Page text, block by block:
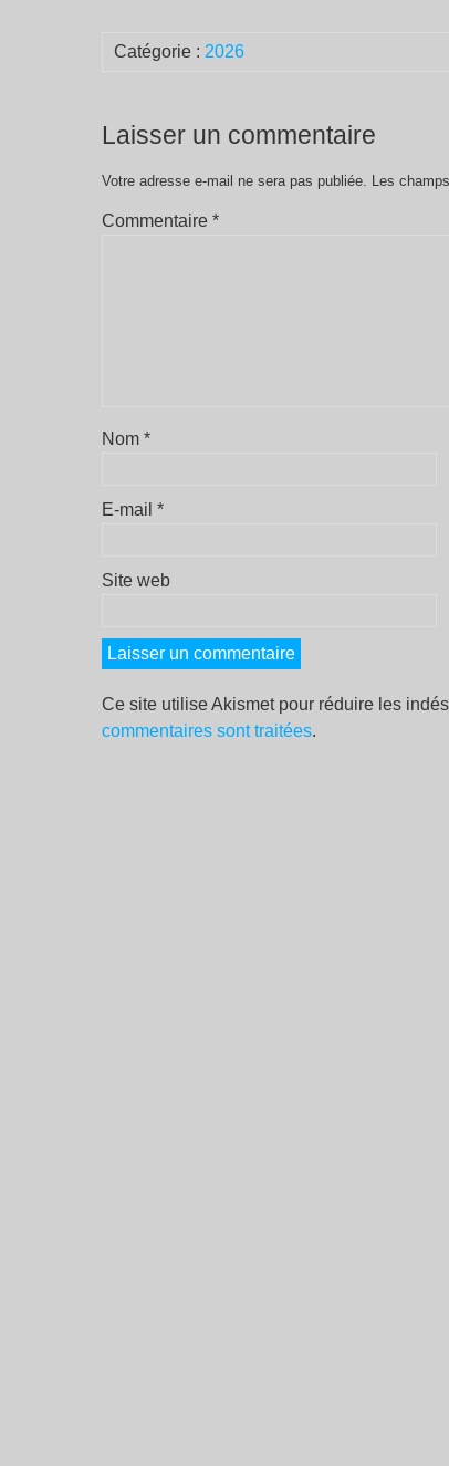
Catégorie : 2026
Laisser un commentaire
Votre adresse e-mail ne sera pas publiée. Les
Commentaire *
Nom *
E-mail *
Site web
Ce site utilise Akismet pour réduire les
commentaires sont traitées.